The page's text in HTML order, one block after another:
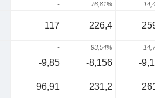
- 76,81%
117 226,4
- 93,54%
-9,85 -8,156
-
96,91 231,2